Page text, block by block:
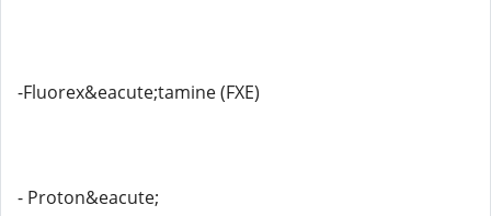
-Fluorex&eacute;tamine (FXE)
- Proton&eacute;